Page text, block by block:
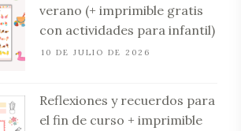
verano (+ imprimible gratis
con actividades para infantil)
10 DE JULIO DE 2026
Reflexiones y recuerdos para
el fin de curso + imprimible